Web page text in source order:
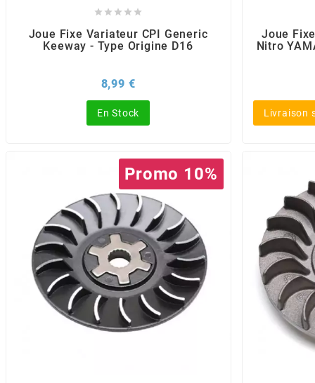
BRIDGESTONE
BRK
BUZZETTI
    
Joue Fixe Variateur CPI Generic
Keeway - Type Origine D16
8,99 €Prix
En Stock
Joue
Nitro
Livraison
Promo 10%